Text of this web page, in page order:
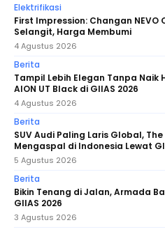
Elektrifikasi
First Impression: Changan NEVO
Selangit, Harga Membumi
4 Agustus 2026
Berita
Tampil Lebih Elegan Tanpa Naik
AION UT Black di GIIAS 2026
4 Agustus 2026
Berita
SUV Audi Paling Laris Global, The
Mengaspal di Indonesia Lewat
5 Agustus 2026
Berita
Bikin Tenang di Jalan, Armada
GIIAS 2026
3 Agustus 2026